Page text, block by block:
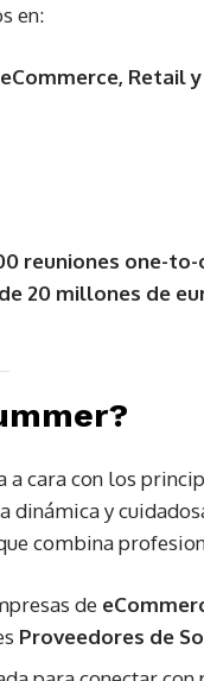
en:
eCommerce, Retail
reuniones one-to-
20 millones de
a cara con los
dinámica y
combina
de
Proveedores de